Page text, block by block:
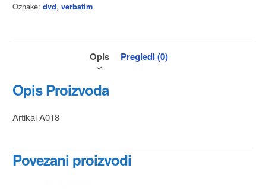
Oznake: dvd, verbatim
Opis Pregledi (0)
Opis Proizvoda
Artikal A018
Povezani proizvodi